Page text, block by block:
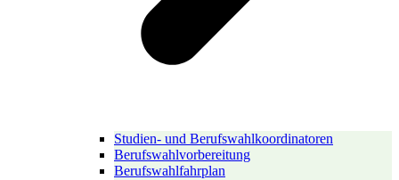
Studien- und Berufswahlkoordinatoren
Berufswahlvorbereitung
Berufswahlfahrplan